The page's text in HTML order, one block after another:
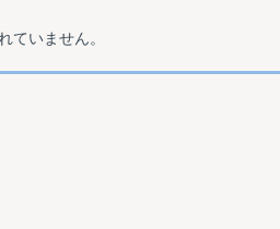
ていません。